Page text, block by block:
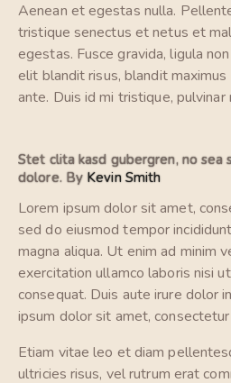
Aenean et egestas nulla.
tristique senectus et netus et
egestas. Fusce gravida, ligula
elit blandit risus, blandit maximus
ante. Duis id mi tristique,
Stet clita kasd gubergren, no sea
dolore. By Kevin Smith
Lorem ipsum dolor sit amet,
sed do eiusmod tempor
magna aliqua. Ut enim ad minim
exercitation ullamco laboris nisi
consequat. Duis aute irure dolor
ipsum dolor sit amet,
Etiam vitae leo et diam
ultricies risus, vel rutrum erat